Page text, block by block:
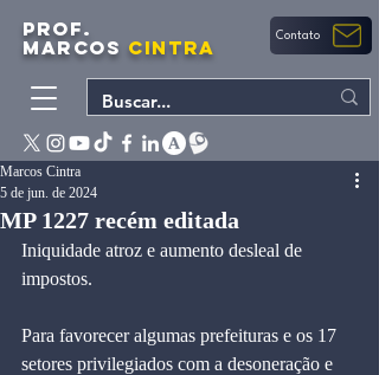
PROF.
MARCOS CINTRA Contato
MP 1227 recém editada
Marcos Cintra
5 de jun. de 2024
Iniquidade atroz e aumento desleal de
impostos.
Para favorecer algumas prefeituras e os 17
setores privilegiados com a desoneração e